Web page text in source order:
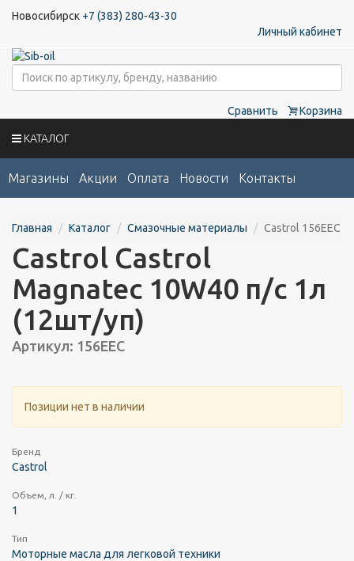
Новосибирск +7 (383) 280-43-30
Личный кабинет
Сравнить Корзина
КАТАЛОГ
Магазины Акции Оплата Новости Контакты
Главная Каталог Смазочные материалы Castrol 156EEC
Castrol Castrol
Magnatec 10W40 п/с 1л
(12шт/уп)
Артикул: 156EEC
Позиции нет в наличии
Бренд
Castrol
Объем, л. / кг.
1
Тип
Моторные масла для легковой техники